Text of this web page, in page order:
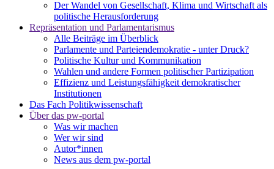
Der Wandel von Gesellschaft, Klima und Wirtschaft als
politische Herausforderung
Repräsentation und Parlamentarismus
Alle Beiträge im Überblick
Parlamente und Parteiendemokratie - unter Druck?
Politische Kultur und Kommunikation
Wahlen und andere Formen politischer Partizipation
Effizienz und Leistungsfähigkeit demokratischer
Institutionen
Das Fach Politikwissenschaft
Über das pw-portal
Was wir machen
Wer wir sind
Autor*innen
News aus dem pw-portal